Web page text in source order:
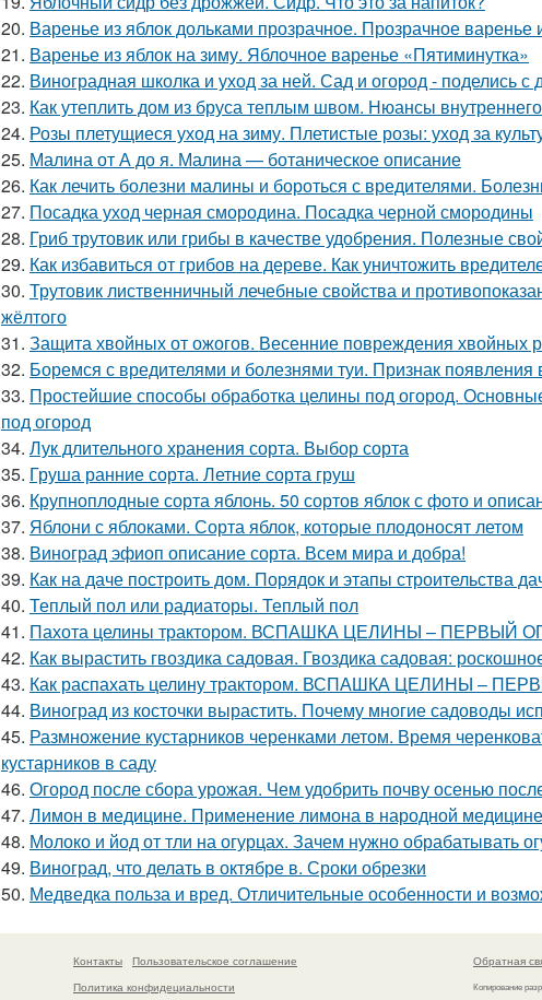
20. Варенье из яблок дольками прозрачное. Прозрачное варенье
21. Варенье из яблок на зиму. Яблочное варенье «Пятиминутка»
22. Виноградная школка и уход за ней. Сад и огород - поделись с
23. Как утеплить дом из бруса теплым швом. Нюансы
24. Розы плетущиеся уход на зиму. Плетистые розы: уход за
25. Малина от А до я. Малина — ботаническое описание
26. Как лечить болезни малины и бороться с вредителями.
27. Посадка уход черная смородина. Посадка черной смородины
28. Гриб трутовик или грибы в качестве удобрения. Полезные
29. Как избавиться от грибов на дереве. Как уничтожить
30. Трутовик лиственничный лечебные свойства и
жёлтого
31. Защита хвойных от ожогов. Весенние повреждения хвойных
32. Боремся с вредителями и болезнями туи. Признак появления
33. Простейшие способы обработка целины под огород.
под огород
34. Лук длительного хранения сорта. Выбор сорта
35. Груша ранние сорта. Летние сорта груш
36. Крупноплодные сорта яблонь. 50 сортов яблок с фото и
37. Яблони с яблоками. Сорта яблок, которые плодоносят летом
38. Виноград эфиоп описание сорта. Всем мира и добра!
39. Как на даче построить дом. Порядок и этапы строительства
40. Теплый пол или радиаторы. Теплый пол
41. Пахота целины трактором. ВСПАШКА ЦЕЛИНЫ – ПЕРВЫЙ
42. Как вырастить гвоздика садовая. Гвоздика садовая:
43. Как распахать целину трактором. ВСПАШКА ЦЕЛИНЫ –
44. Виноград из косточки вырастить. Почему многие садоводы
45. Размножение кустарников черенками летом. Время
кустарников в саду
46. Огород после сбора урожая. Чем удобрить почву осенью
47. Лимон в медицине. Применение лимона в народной медицине
48. Молоко и йод от тли на огурцах. Зачем нужно обрабатывать
49. Виноград, что делать в октябре в. Сроки обрезки
50. Медведка польза и вред. Отличительные особенности и
Контакты
Пользовательское соглашение
Политика конфидециальности
Обратная
Копирование